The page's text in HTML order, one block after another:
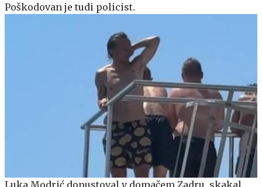
Poškodovan je tudi policist.